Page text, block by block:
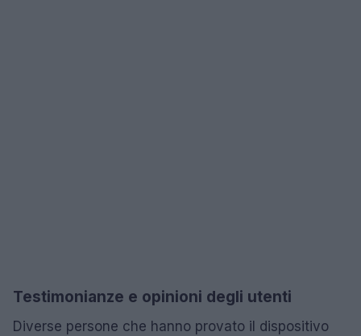
Testimonianze e opinioni degli utenti
Diverse persone che hanno provato il dispositivo